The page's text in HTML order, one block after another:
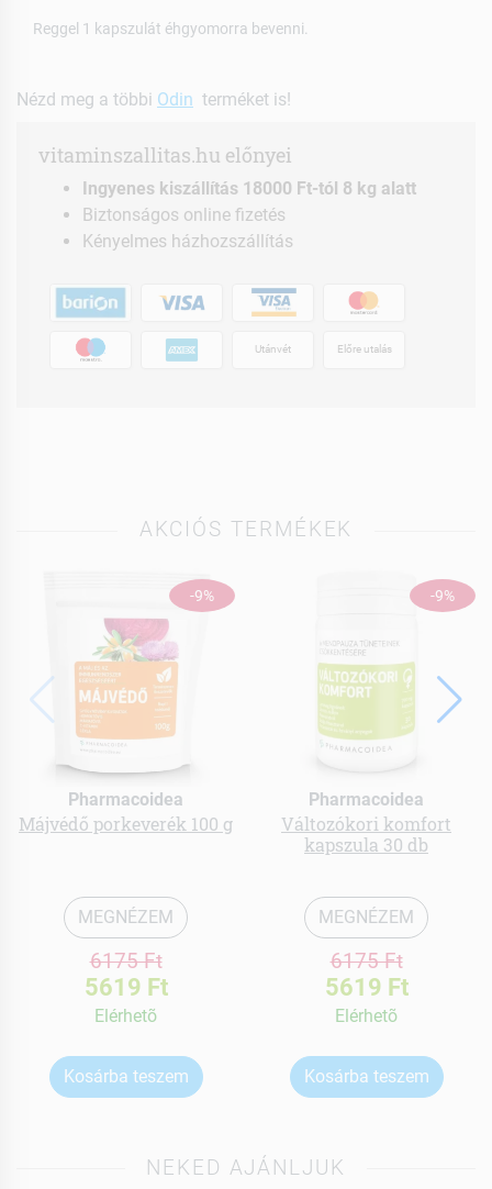
Reggel 1 kapszulát éhgyomorra bevenni.
Nézd meg a többi Odin terméket is!
vitaminszallitas.hu előnyei
Ingyenes kiszállítás 18000 Ft-tól 8 kg alatt
Biztonságos online fizetés
Kényelmes házhozszállítás
Utánvét Előre utalás
AKCIÓS TERMÉKEK
-9%
Pharmacoidea
Májvédő porkeverék 100 g
MEGNÉZEM
6175 Ft
5619 Ft
Elérhetõ
Kosárba teszem
-9%
Pharmacoidea
Változókori komfort
kapszula 30 db
MEGNÉZEM
6175 Ft
5619 Ft
Elérhetõ
Kosárba teszem
NEKED AJÁNLJUK